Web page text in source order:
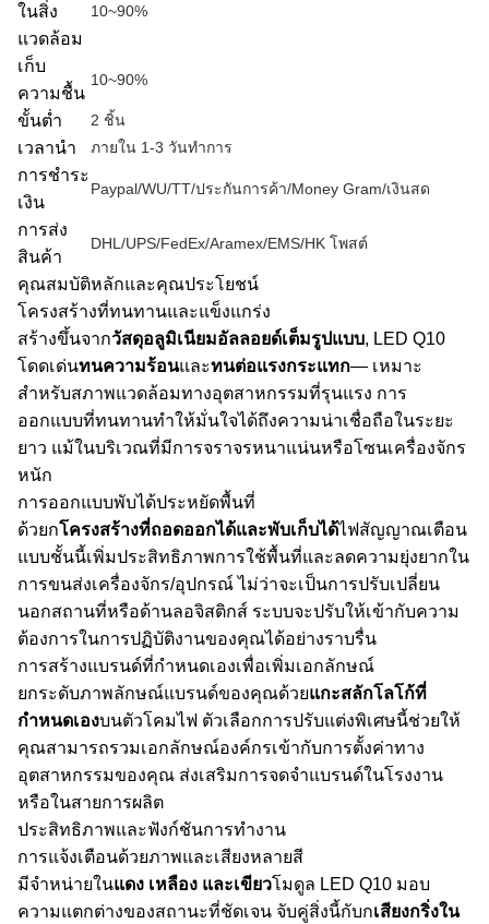
ในสิ่ง
แวดล้อม
10~90%
เก็บ
ความชื้น
10~90%
ขั้นต่ำ 2 ชิ้น
เวลานำ ภายใน 1-3 วันทำการ
การชำระ
เงิน
Paypal/WU/TT/ประกันการค้า/Money Gram/เงินสด
การส่ง
สินค้า
DHL/UPS/FedEx/Aramex/EMS/HK โพสต์
คุณสมบัติหลักและคุณประโยชน์
โครงสร้างที่ทนทานและแข็งแกร่ง
สร้างขึ้นจากวัสดุอลูมิเนียมอัลลอยด์เต็มรูปแบบ, LED Q10
โดดเด่นทนความร้อนและทนต่อแรงกระแทก— เหมาะ
สำหรับสภาพแวดล้อมทางอุตสาหกรรมที่รุนแรง การ
ออกแบบที่ทนทานทำให้มั่นใจได้ถึงความน่าเชื่อถือในระยะ
ยาว แม้ในบริเวณที่มีการจราจรหนาแน่นหรือโซนเครื่องจักร
หนัก
การออกแบบพับได้ประหยัดพื้นที่
ด้วยกโครงสร้างที่ถอดออกได้และพับเก็บได้ไฟสัญญาณเตือน
แบบชั้นนี้เพิ่มประสิทธิภาพการใช้พื้นที่และลดความยุ่งยากใน
การขนส่งเครื่องจักร/อุปกรณ์ ไม่ว่าจะเป็นการปรับเปลี่ยน
นอกสถานที่หรือด้านลอจิสติกส์ ระบบจะปรับให้เข้ากับความ
ต้องการในการปฏิบัติงานของคุณได้อย่างราบรื่น
การสร้างแบรนด์ที่กำหนดเองเพื่อเพิ่มเอกลักษณ์
ยกระดับภาพลักษณ์แบรนด์ของคุณด้วยแกะสลักโลโก้ที่
กำหนดเองบนตัวโคมไฟ ตัวเลือกการปรับแต่งพิเศษนี้ช่วยให้
คุณสามารถรวมเอกลักษณ์องค์กรเข้ากับการตั้งค่าทาง
อุตสาหกรรมของคุณ ส่งเสริมการจดจำแบรนด์ในโรงงาน
หรือในสายการผลิต
ประสิทธิภาพและฟังก์ชันการทำงาน
การแจ้งเตือนด้วยภาพและเสียงหลายสี
มีจำหน่ายในแดง เหลือง และเขียวโมดูล LED Q10 มอบ
ความแตกต่างของสถานะที่ชัดเจน จับคู่สิ่งนี้กับกเสียงกริ่งใน